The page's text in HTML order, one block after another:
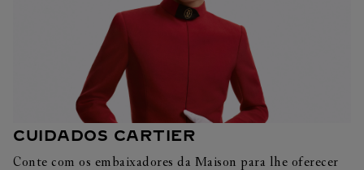
CUIDADOS CARTIER
Conte com os embaixadores da Maison para lhe oferecer